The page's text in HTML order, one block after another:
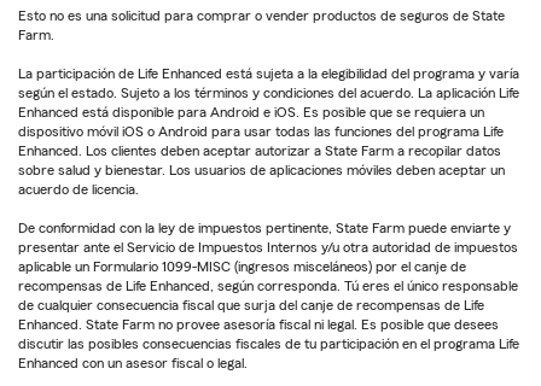
Esto no es una solicitud para comprar o vender productos de seguros de State
Farm.
La participación de Life Enhanced está sujeta a la elegibilidad del programa y varía
según el estado. Sujeto a los términos y condiciones del acuerdo. La aplicación Life
Enhanced está disponible para Android e iOS. Es posible que se requiera un
dispositivo móvil iOS o Android para usar todas las funciones del programa Life
Enhanced. Los clientes deben aceptar autorizar a State Farm a recopilar datos
sobre salud y bienestar. Los usuarios de aplicaciones móviles deben aceptar un
acuerdo de licencia.
De conformidad con la ley de impuestos pertinente, State Farm puede enviarte y
presentar ante el Servicio de Impuestos Internos y/u otra autoridad de impuestos
aplicable un Formulario 1099-MISC (ingresos misceláneos) por el canje de
recompensas de Life Enhanced, según corresponda. Tú eres el único responsable
de cualquier consecuencia fiscal que surja del canje de recompensas de Life
Enhanced. State Farm no provee asesoría fiscal ni legal. Es posible que desees
discutir las posibles consecuencias fiscales de tu participación en el programa Life
Enhanced con un asesor fiscal o legal.